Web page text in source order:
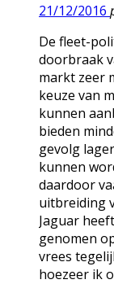
21/12/2016
De fleet-
doorbraak
markt zeer
keuze van
kunnen
bieden
gevolg
kunnen
daardoor
uitbreiding
Jaguar
genomen
vrees
hoezeer ik